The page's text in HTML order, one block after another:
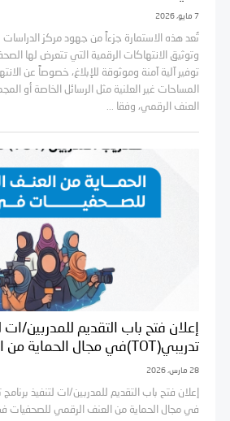
7 مايو، 2026
تُعد هذه الاستمارة جزءاً من جهود مركز الدراسات
وتوثيق الانتهاكات الرقمية التي تتعرض لها
توفير آلية آمنة وموثوقة للإبلاغ، خصوصاً عن
المساحات غير العلنية مثل الرسائل الخاصة أو
العنف الرقمي، وفقا ...
إعلان فتح باب التقديم للمدربين/ات
تدريبي(TOT)في مجال الحماية من العنف الرقمي
28 مارس، 2026
في مجال الحماية من العنف الرقمي للصحفيات